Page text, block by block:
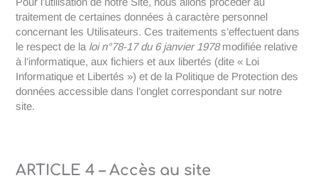
traitement de certaines données à caractère personnel
concernant les Utilisateurs. Ces traitements s’effectuent dans
le respect de la loi n°78-17 du 6 janvier 1978modifiée relative
à l’informatique, aux fichiers et aux libertés (dite « Loi
Informatique et Libertés ») et de la Politique de Protection des
données accessible dans l’onglet correspondant sur notre
site.
ARTICLE 4 – Accès au site